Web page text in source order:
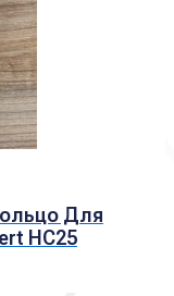
Для
HC25